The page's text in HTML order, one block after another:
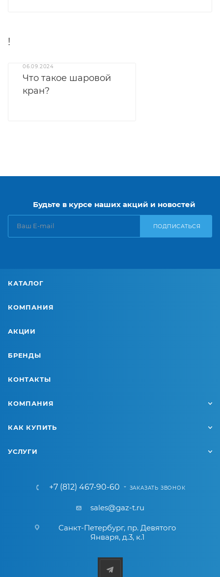
!
06.09.2024
Что такое шаровой
кран?
Будьте в курсе наших акций и новостей
ПОДПИСАТЬСЯ
КАТАЛОГ
КОМПАНИЯ
АКЦИИ
БРЕНДЫ
КОНТАКТЫ
КОМПАНИЯ
КАК КУПИТЬ
УСЛУГИ
+7 (812) 467-90-60 ЗАКАЗАТЬ ЗВОНОК
sales@gaz-t.ru
Санкт-Петербург, пр. Девятого
Января, д.3, к.1